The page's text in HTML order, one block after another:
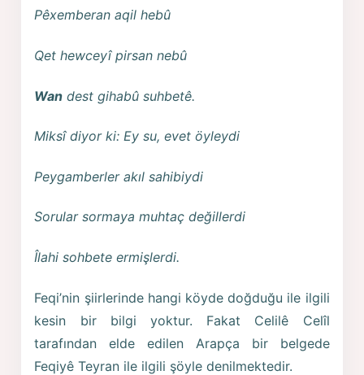
Pêxemberan aqil hebû
Qet hewceyî pirsan nebû
Wan dest gihabû suhbetê.
Miksî diyor ki: Ey su, evet öyleydi
Peygamberler akıl sahibiydi
Sorular sormaya muhtaç değillerdi
Îlahi sohbete ermişlerdi.
Feqi’nin şiirlerinde hangi köyde doğduğu ile ilgili
kesin bir bilgi yoktur. Fakat Celilê Celîl
tarafından elde edilen Arapça bir belgede
Feqiyê Teyran ile ilgili şöyle denilmektedir.